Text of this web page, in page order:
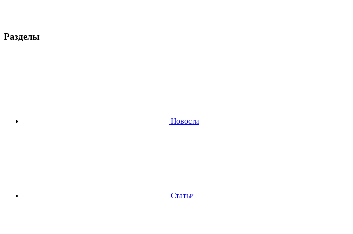
Разделы
Новости
Статьи